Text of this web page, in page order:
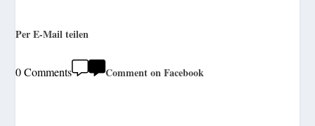
Per E-Mail teilen
0 Comments Comment on Facebook